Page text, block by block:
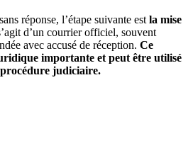
réponse, l’étape suivante est la mise
d’un courrier officiel, souvent
avec accusé de réception. Ce
importante et peut être utilisé
procédure judiciaire.